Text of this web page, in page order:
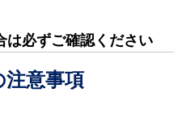
は必ずご確認ください
意事項